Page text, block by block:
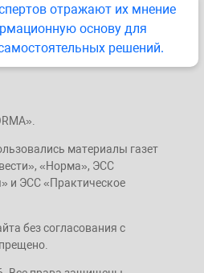
отражают их мнение
основу для
решений.
материалы газет
«Норма», ЭСС
и ЭСС «Практическое
без согласования с